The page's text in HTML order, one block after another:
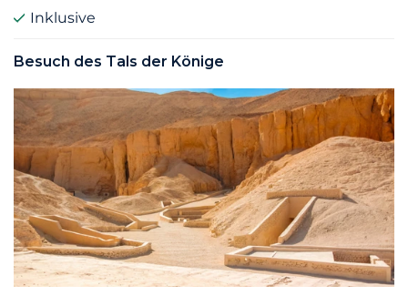
Inklusive
Besuch des Tals der Könige